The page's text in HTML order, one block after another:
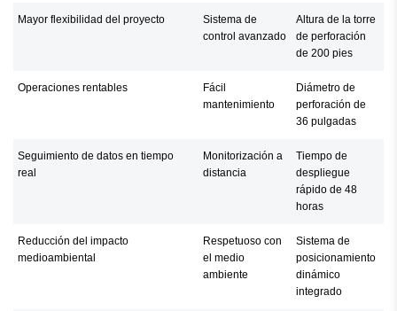
Mayor flexibilidad del proyecto
Sistema de
control avanzado
Altura de la torre
de perforación
de 200 pies
Operaciones rentables
Fácil
mantenimiento
Diámetro de
perforación de
36 pulgadas
Seguimiento de datos en tiempo
real
Monitorización a
distancia
Tiempo de
despliegue
rápido de 48
horas
Reducción del impacto
medioambiental
Respetuoso con
el medio
ambiente
Sistema de
posicionamiento
dinámico
integrado